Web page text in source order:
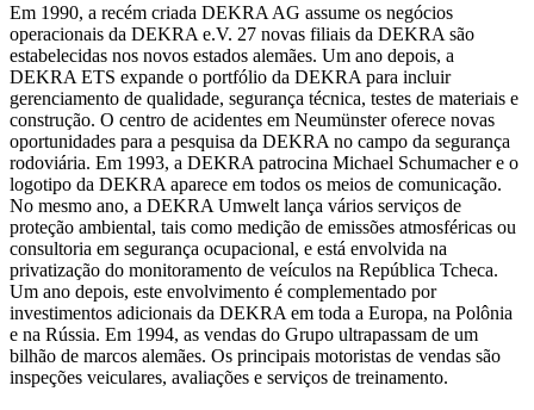
Em 1990, a recém criada DEKRA AG assume os negócios
operacionais da DEKRA e.V. 27 novas filiais da DEKRA são
estabelecidas nos novos estados alemães. Um ano depois, a
DEKRA ETS expande o portfólio da DEKRA para incluir
gerenciamento de qualidade, segurança técnica, testes de materiais e
construção. O centro de acidentes em Neumünster oferece novas
oportunidades para a pesquisa da DEKRA no campo da segurança
rodoviária. Em 1993, a DEKRA patrocina Michael Schumacher e o
logotipo da DEKRA aparece em todos os meios de comunicação.
No mesmo ano, a DEKRA Umwelt lança vários serviços de
proteção ambiental, tais como medição de emissões atmosféricas ou
consultoria em segurança ocupacional, e está envolvida na
privatização do monitoramento de veículos na República Tcheca.
Um ano depois, este envolvimento é complementado por
investimentos adicionais da DEKRA em toda a Europa, na Polônia
e na Rússia. Em 1994, as vendas do Grupo ultrapassam de um
bilhão de marcos alemães. Os principais motoristas de vendas são
inspeções veiculares, avaliações e serviços de treinamento.